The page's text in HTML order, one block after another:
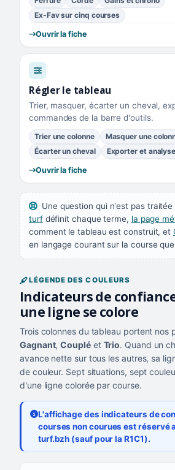
Ex-Fav sur cinq courses
Ouvrir la fiche
Régler le tableau
Trier, masquer, écarter un cheval,
commandes de la barre d'outils.
Trier une colonne
Masquer une
Écarter un cheval
Exporter et
Ouvrir la fiche
Une question qui n'est pas traitée
turfdéfinit chaque terme, la page
comment le tableau est construit, et
en langage courant sur la course
LÉGENDE DES COULEURS
Indicateurs de
une ligne se colore
Trois colonnes du tableau portent nos
Gagnant,Coupléet Trio. Quand un
avance nette sur tous les autres, sa
de couleur. Sept situations, sept
d'une ligne colorée par course.
L'affichage des indicateurs de
courses non courues est réservé
turf.bzh (sauf pour la R1C1).